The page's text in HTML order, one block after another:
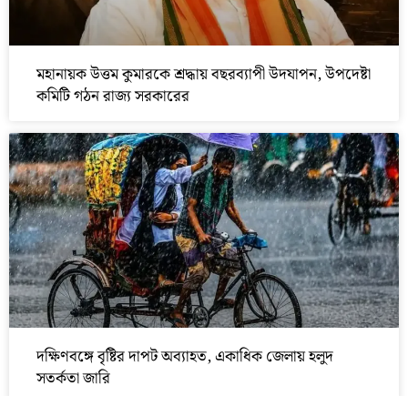
মহানায়ক উত্তম কুমারকে শ্রদ্ধায় বছরব্যাপী উদযাপন, উপদেষ্টা
কমিটি গঠন রাজ্য সরকারের
দক্ষিণবঙ্গে বৃষ্টির দাপট অব্যাহত, একাধিক জেলায় হলুদ
সতর্কতা জারি